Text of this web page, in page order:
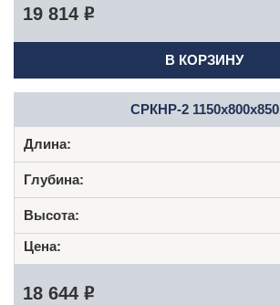
19 814 Р
В КОРЗИНУ
СРКНР-2 1150х800х850
18 644 Р